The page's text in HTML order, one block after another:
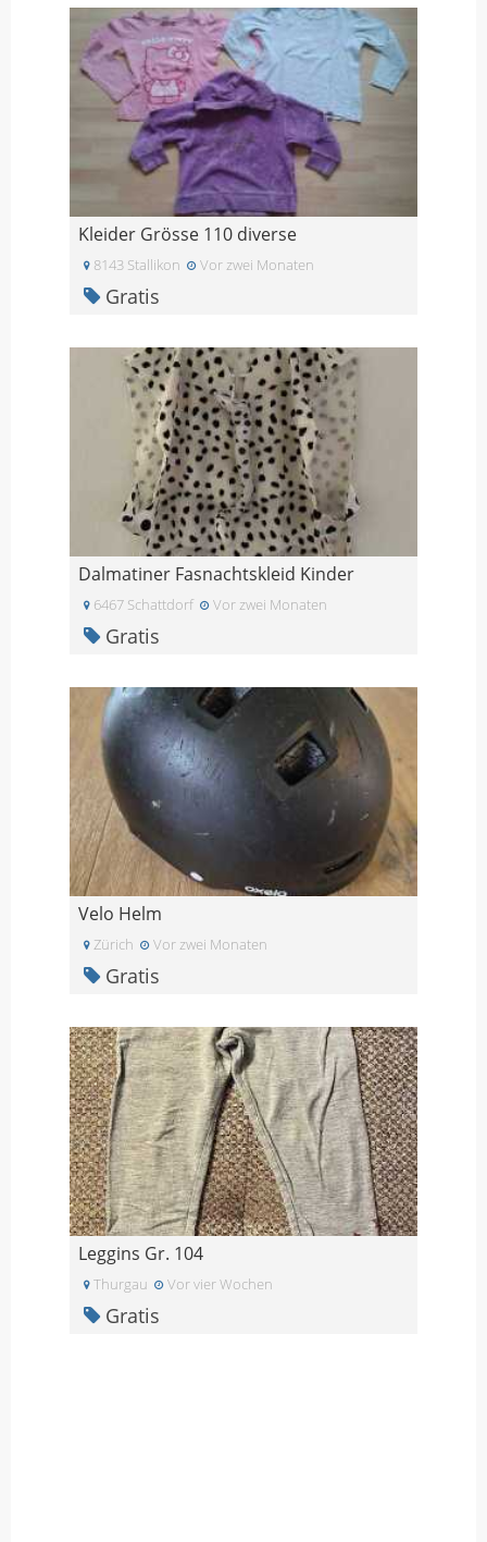
Kleider Grösse 110 diverse
8143 Stallikon Vor zwei Monaten
Gratis
Dalmatiner Fasnachtskleid Kinder
6467 Schattdorf Vor zwei Monaten
Gratis
Velo Helm
Zürich Vor zwei Monaten
Gratis
Leggins Gr. 104
Thurgau Vor vier Wochen
Gratis